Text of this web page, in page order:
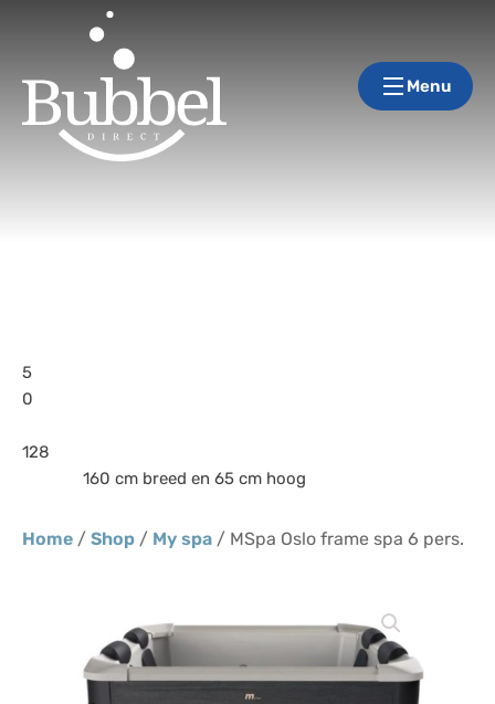
Menu
5
0
128
160 cm breed en 65 cm hoog
Home / Shop / My spa / MSpa Oslo frame spa 6 pers.